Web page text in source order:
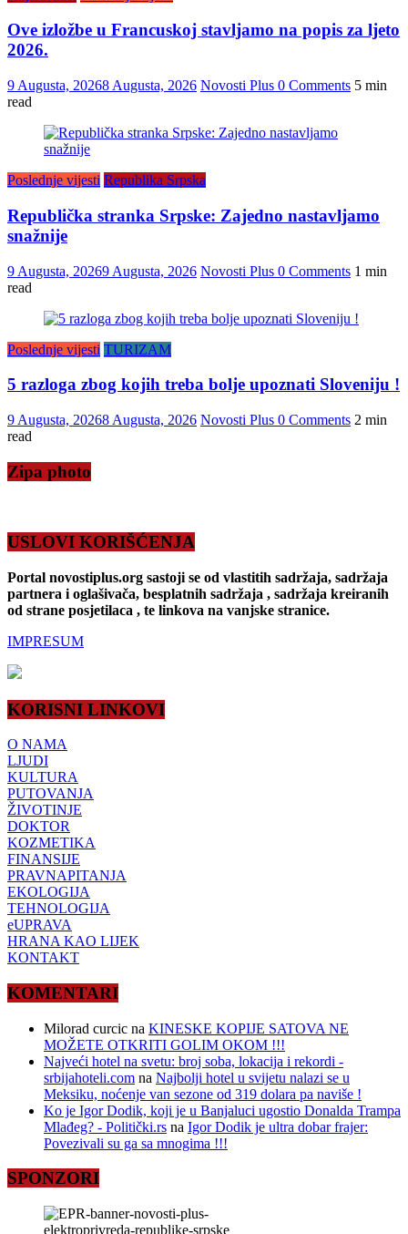
Ove izložbe u Francuskoj stavljamo na popis za ljeto
2026.
9 Augusta, 20268 Augusta, 2026 Novosti Plus 0 Comments 5 min
read
Poslednje vijesti Republika Srpska
Republička stranka Srpske: Zajedno nastavljamo
snažnije
9 Augusta, 20269 Augusta, 2026 Novosti Plus 0 Comments 1 min
read
Poslednje vijesti TURIZAM
5 razloga zbog kojih treba bolje upoznati Sloveniju !
9 Augusta, 20268 Augusta, 2026 Novosti Plus 0 Comments 2 min
read
Zipa photo
USLOVI KORIŠĆENJA
Portal novostiplus.org sastoji se od vlastitih sadržaja, sadržaja
partnera i oglašivača, besplatnih sadržaja , sadržaja kreiranih
od strane posjetilaca , te linkova na vanjske stranice.
IMPRESUM
KORISNI LINKOVI
O NAMA
LJUDI
KULTURA
PUTOVANJA
ŽIVOTINJE
DOKTOR
KOZMETIKA
FINANSIJE
PRAVNAPITANJA
EKOLOGIJA
TEHNOLOGIJA
eUPRAVA
HRANA KAO LIJEK
KONTAKT
KOMENTARI
Milorad curcic na KINESKE KOPIJE SATOVA NE
MOŽETE OTKRITI GOLIM OKOM !!!
Najveći hotel na svetu: broj soba, lokacija i rekordi -
srbijahoteli.com na Najbolji hotel u svijetu nalazi se u
Meksiku, noćenje van sezone od 319 dolara pa naviše !
Ko je Igor Dodik, koji je u Banjaluci ugostio Donalda Trampa
Mlađeg? - Politički.rs na Igor Dodik je ultra dobar frajer:
Povezivali su ga sa mnogima !!!
SPONZORI